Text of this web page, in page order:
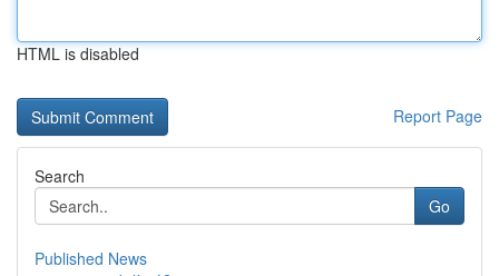
HTML is disabled
Report Page
Search
Go
Published News